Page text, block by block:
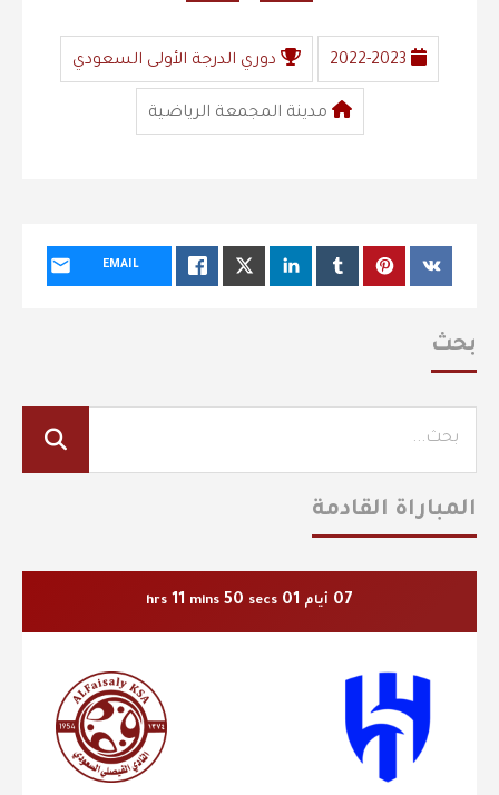
2022-2023 دوري الدرجة الأولى السعودي
مدينة المجمعة الرياضية
EMAIL
بحث
المباراة القادمة
07 أيام 01
hrs 11 mins 49 secs